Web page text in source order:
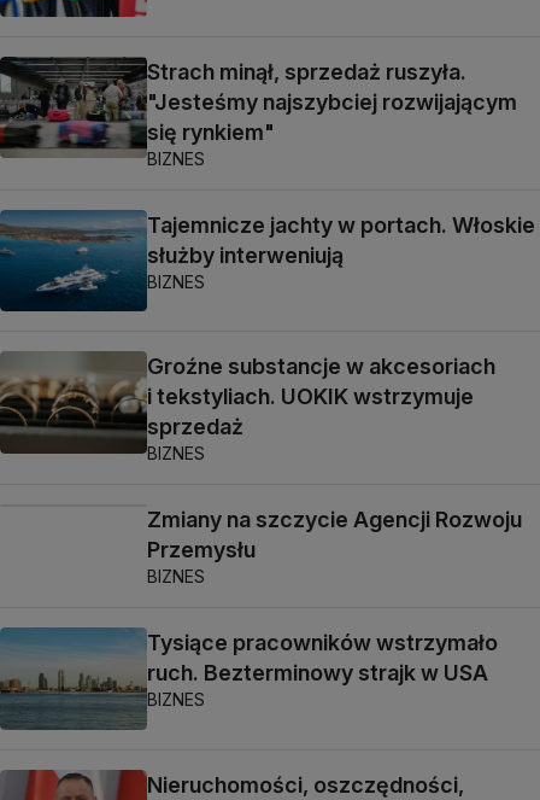
Strach minął, sprzedaż ruszyła.
"Jesteśmy najszybciej rozwijającym
się rynkiem"
BIZNES
Tajemnicze jachty w portach. Włoskie
służby interweniują
BIZNES
Groźne substancje w akcesoriach
i tekstyliach. UOKIK wstrzymuje
sprzedaż
BIZNES
Zmiany na szczycie Agencji Rozwoju
Przemysłu
BIZNES
Tysiące pracowników wstrzymało
ruch. Bezterminowy strajk w USA
BIZNES
Nieruchomości, oszczędności,